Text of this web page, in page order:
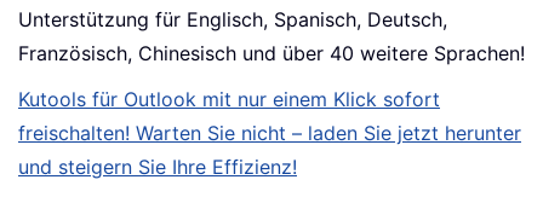
Unterstützung für Englisch, Spanisch, Deutsch,
Französisch, Chinesisch und über 40 weitere Sprachen!
Kutools für Outlook mit nur einem Klick sofort
freischalten! Warten Sie nicht – laden Sie jetzt herunter
und steigern Sie Ihre Effizienz!